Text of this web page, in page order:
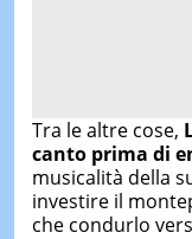
Tra le altre cose,
canto prima di
musicalità della
investire il
che condurlo